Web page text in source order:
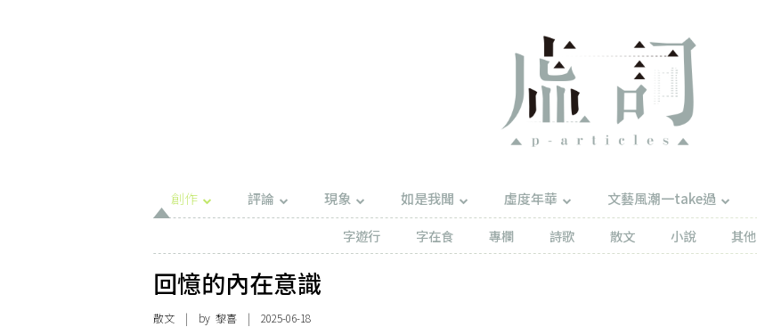
創作 評論 現象 如是我聞 虛度年華 文藝風潮一take過
字遊行
字在食 專欄 詩歌 散文 小說 其他
回憶的內在意識
散文 | by 黎喜 | 2025-06-18